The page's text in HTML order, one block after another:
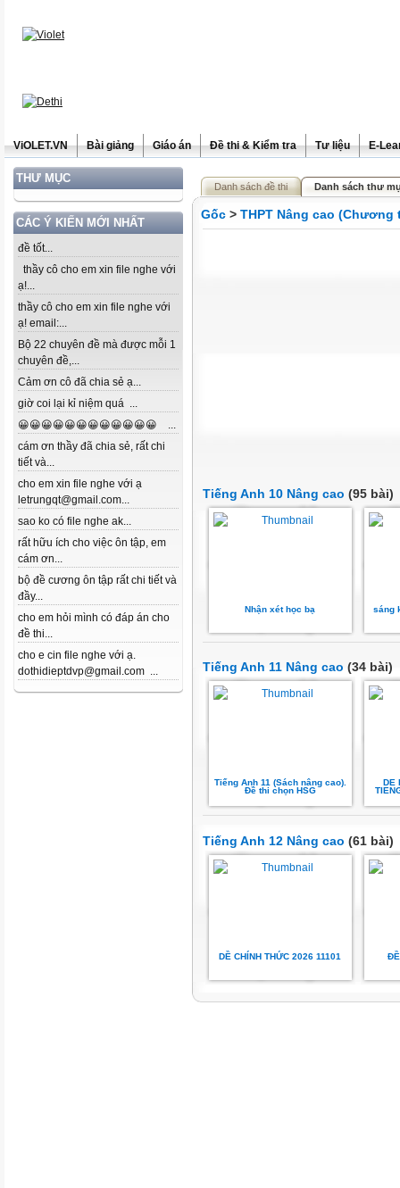
ViOLET.VN Bài giảng Giáo án Đề thi & Kiểm tra Tư liệu E-
THƯ MỤC
CÁC Ý KIẾN MỚI NHẤT
đề tốt...
thầy cô cho em xin file nghe với
ạ!...
thầy cô cho em xin file nghe với
ạ! email:...
Bộ 22 chuyên đề mà được mỗi 1
chuyên đề,...
Cảm ơn cô đã chia sẻ ạ...
giờ coi lại kỉ niệm quá ...
😀😀😀😀😀😀😀😀😀😀😀😀 ...
cám ơn thầy đã chia sẻ, rất chi
tiết và...
cho em xin file nghe với ạ
letrungqt@gmail.com...
sao ko có file nghe ak...
rất hữu ích cho việc ôn tập, em
cám ơn...
bộ đề cương ôn tập rất chi tiết và
đầy...
cho em hỏi mình có đáp án cho
đề thi...
cho e cin file nghe với ạ.
dothidieptdvp@gmail.com ...
Danh sách đề thi Danh sách thư
Gốc > THPT Nâng cao (Chương
Tiếng Anh 10 Nâng cao (95 bài)
Nhận xét học bạ sáng
Tiếng Anh 11 Nâng cao (34 bài)
Tiếng Anh 11 (Sách nâng cao).
Đề thi chọn HSG
DE
Tiếng Anh 12 Nâng cao (61 bài)
DỀ CHÍNH THỨC 2026 11101